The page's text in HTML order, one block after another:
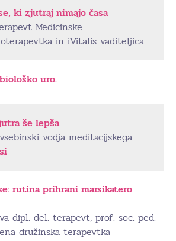
ki zjutraj nimajo časa
Medicinske
in iVitalis vaditeljica
uro.
še lepša
vodja meditacijskega
rutina prihrani marsikatero
dipl. del. terapevt, prof. soc. ped.
družinska terapevtka